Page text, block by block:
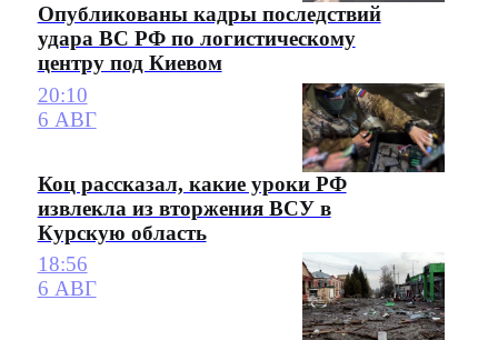
Опубликованы кадры последствий
удара ВС РФ по логистическому
центру под Киевом
20:10
6 АВГ
Коц рассказал, какие уроки РФ
извлекла из вторжения ВСУ в
Курскую область
18:56
6 АВГ